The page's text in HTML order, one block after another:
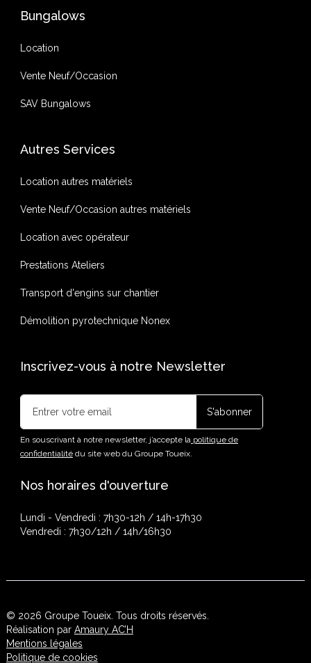
Bungalows
Location
Vente Neuf/Occasion
SAV Bungalows
Autres Services
Location autres matériels
Vente Neuf/Occasion autres matériels
Location avec opérateur
Prestations Ateliers
Transport d'engins sur chantier
Démolition pyrotechnique Nonex
Inscrivez-vous à notre Newsletter
En souscrivant à notre newsletter, j’accepte lapolitique de
confidentialitédu site web du Groupe Toueix.
Nos horaires d'ouverture
Lundi - Vendredi : 7h30-12h / 14h-17h30
Vendredi : 7h30/12h / 14h/16h30
© 2026 Groupe Toueix. Tous droits réservés.
Réalisation par Amaury AC’H
Mentions légales
Politique de cookies